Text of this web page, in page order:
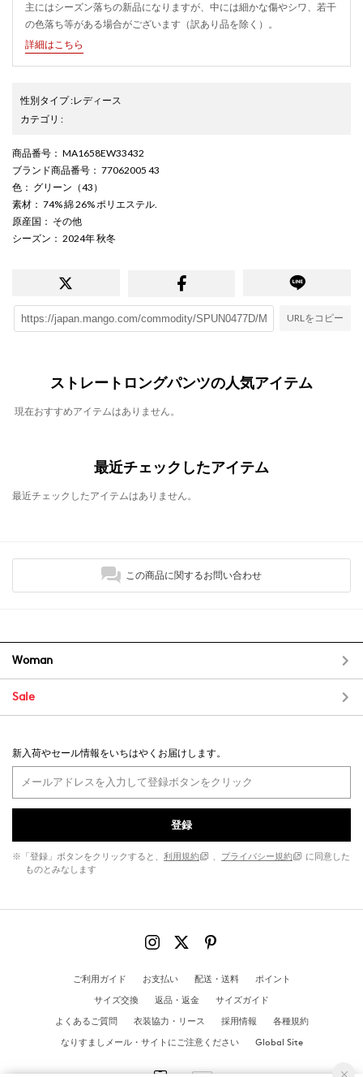
主にはシーズン落ちの新品になりますが、中には細かな傷やシワ、若干
の色落ち等がある場合がございます（訳あり品を除く）。
詳細はこちら
性別タイプ:レディース
カテゴリ :
商品番号 ： MA1658EW33432
ブランド商品番号 ： 77062005 43
色 ： グリーン（43）
素材 ： 74% 綿 26% ポリエステル.
原産国 ： その他
シーズン ： 2024年 秋冬
URLをコピー
ストレートロングパンツの人気アイテム
現在おすすめアイテムはありません。
最近チェックしたアイテム
最近チェックしたアイテムはありません。
この商品に関するお問い合わせ
Woman
Sale
新入荷やセール情報をいちはやくお届けします。
登録
※「登録」ボタンをクリックすると、 利用規約 、 プライバシー規約
に同意した
ものとみなします
ご利用ガイド お支払い 配送・送料
ポイント
サイズ交換
返品・返金
サイズガイド
よくあるご質問
衣装協力・リース 採用情報
各種規約
なりすましメール・サイトにご注意ください
Global Site